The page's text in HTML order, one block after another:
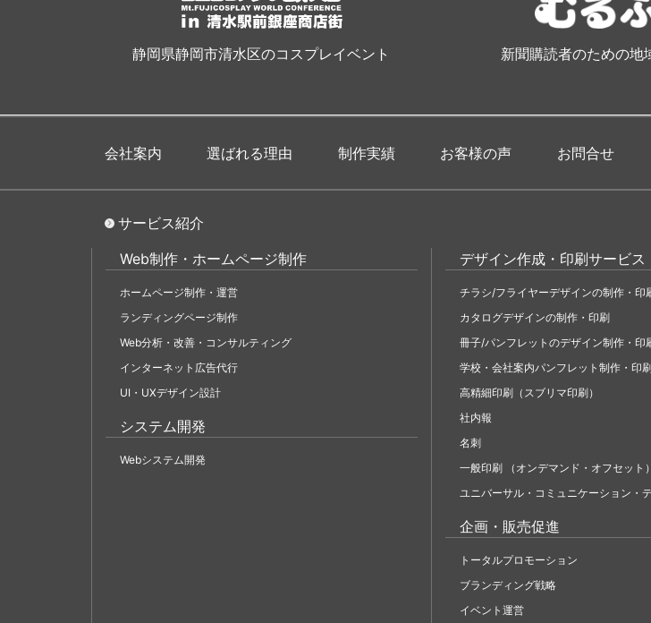
静岡県静岡市清水区のコスプレイベント 新聞購読者のための地
会社案内 選ばれる理由 制作実績 お客様の声 お問合せ
サービス紹介
Web制作・ホームページ制作
ホームページ制作・運営
ランディングページ制作
Web分析・改善・コンサルティング
インターネット広告代行
UI・UXデザイン設計
システム開発
Webシステム開発
デザイン作成・印刷サービス
チラシ/フライヤーデザインの制作・印
カタログデザインの制作・印刷
冊子/パンフレットのデザイン制作・印
学校・会社案内パンフレット制作・印刷
高精細印刷（スブリマ印刷）
社内報
名刺
一般印刷 （オンデマンド・オフセット）
ユニバーサル・コミュニケーション・
企画・販売促進
トータルプロモーション
ブランディング戦略
イベント運営